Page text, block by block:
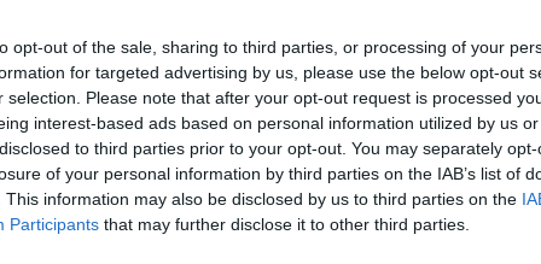
opt-out of the sale, sharing to third parties, or processing of your
for targeted advertising by us, please use the below opt-out
selection. Please note that after your opt-out request is processed
interest-based ads based on personal information utilized by us
to third parties prior to your opt-out. You may separately
of your personal information by third parties on the IAB’s list of
This information may also be disclosed by us to third parties on the
Participants that may further disclose it to other third parties.
il tempo e con l’uso giornaliero che ne si farà.
andrebbero cambiati al raggiungimento di una
se le gomme dovessero risultare in uno stato
raccomandano diprocedere alla sostituzione una volta
non solo l’età e i chilometri percorsi, ma anche
Una guida non fluida e particolarmente aggressiva,
sulla vettura. Anche le